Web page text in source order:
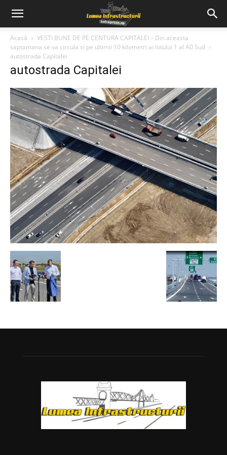
Acasă
VESTI BUNE DE PE CENTURA CAPITALEI – Din aceasta
saptamana se va circula si pe ultimii 10 kilometri ai lotului 1 al A0 Sud
autostrada Capitalei
autostrada Capitalei